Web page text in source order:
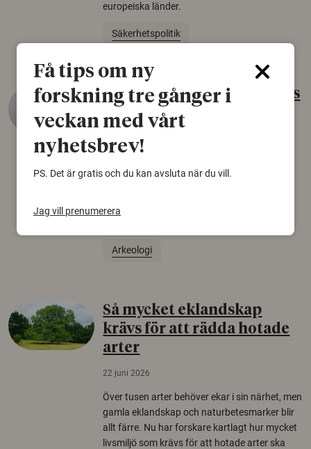
europeiska länder.
Säkerhetspolitik
Gammalt skinn var Sveriges
äldsta sko
22 juni 2026
björnfäll visar sig vara delar av en 2000 år
skomode och beskrivs som mycket ovanligt i
Arkeologi
Så mycket eklandskap
krävs för att rädda hotade
arter
22 juni 2026
Över tusen arter behöver ekar i sin närhet, men
gamla eklandskap och naturbetesmarker blir
allt färre. Nu har forskare kartlagt hur mycket
livsmiljö som krävs för att hotade arter ska
Få tips om ny
forskning tre gånger i
veckan med vårt
nyhetsbrev!
PS. Det är gratis och du kan avsluta när du vill.
Jag vill prenumerera